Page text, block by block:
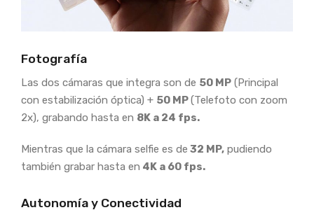
Fotografía
Las dos cámaras que integra son de 50 MP (Principal
con estabilización óptica) + 50 MP(Telefoto con zoom
2x), grabando hasta en 8K a 24 fps.
Mientras que la cámara selfie es de 32 MP, pudiendo
también grabar hasta en 4K a 60 fps.
Autonomía y Conectividad